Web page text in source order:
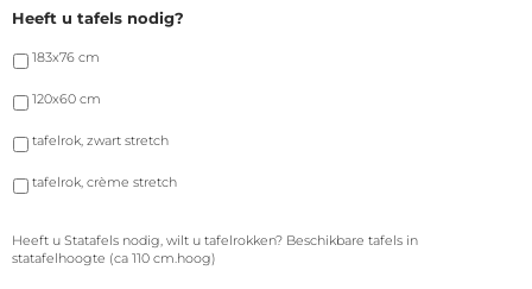
Heeft u tafels nodig?
183x76 cm
120x60 cm
tafelrok, zwart stretch
tafelrok, crème stretch
Heeft u Statafels nodig, wilt u tafelrokken? Beschikbare tafels in
statafelhoogte (ca 110 cm.hoog)